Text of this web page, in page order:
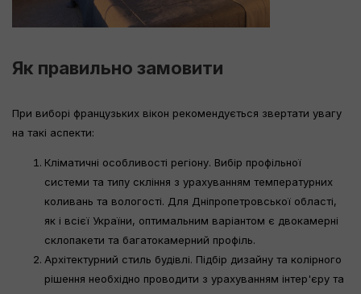
Як правильно замовити
При виборі французьких вікон рекомендується звертати увагу
на такі аспекти:
Кліматичні особливості регіону. Вибір профільної
системи та типу скління з урахуванням температурних
коливань та вологості. Для Дніпропетровської області,
як і всієї України, оптимальним варіантом є двокамерні
склопакети та багатокамерний профіль.
Архітектурний стиль будівлі. Підбір дизайну та колірного
рішення необхідно проводити з урахуванням інтер'єру та